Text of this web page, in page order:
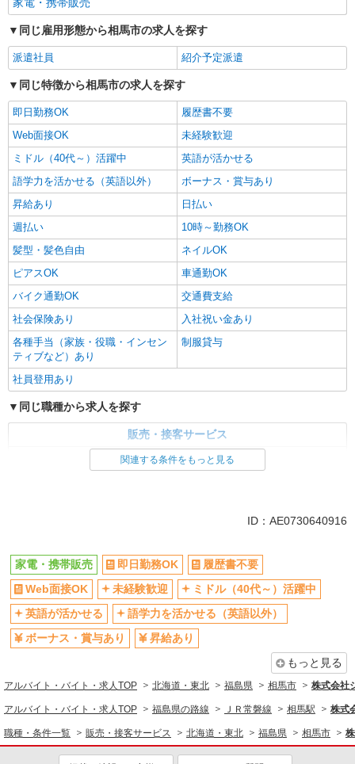
同じ雇用形態から相馬市の求人を探す
派遣社員 紹介予定派遣
同じ特徴から相馬市の求人を探す
即日勤務OK
履歴書不要
Web面接OK
未経験歓迎
ミドル（40代～）活躍中
英語が活かせる
語学力を活かせる（英語以外）
ボーナス・賞与あり
昇給あり
日払い
週払い
10時～勤務OK
髪型・髪色自由
ネイルOK
ピアスOK
車通勤OK
バイク通勤OK
交通費支給
社会保険あり
入社祝い金あり
各種手当（家族・役職・インセン
ティブなど）あり
制服貸与
社員登用あり
同じ職種から求人を探す
販売・接客サービス
日払い
車通勤OK
交通費支給
社会保険あり
社員登用あり
関連する条件をもっと見る
ID：AE0730640916
家電・携帯販売 即日勤務OK
履歴書不要
Web面接OK
未経験歓迎
ミドル（40代～）活躍中
英語が活かせる
語学力を活かせる（英語以外）
ボーナス・賞与あり
昇給あり
もっと見る
アルバイト・バイト・求人TOP 北海道・東北 福島県 相馬市 株式会社
アルバイト・バイト・求人TOP 福島県の路線 ＪＲ常磐線 相馬駅 株式
職種・条件一覧 販売・接客サービス 北海道・東北 福島県 相馬市